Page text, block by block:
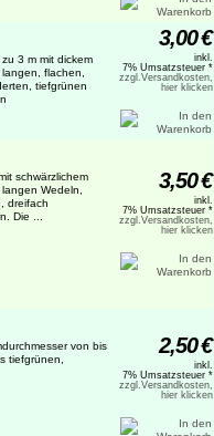
3 m mit dickem
flachen,
tiefgrünen
3,00€
inkl.
7% Umsatzsteuer *
zzgl.Versandkosten,
hier klicken
schwärzlichem
Wedeln,
dreifach
Die ...
3,50€
inkl.
7% Umsatzsteuer *
zzgl.Versandkosten,
hier klicken
von bis
tiefgrünen,
2,50€
inkl.
7% Umsatzsteuer *
zzgl.Versandkosten,
hier klicken